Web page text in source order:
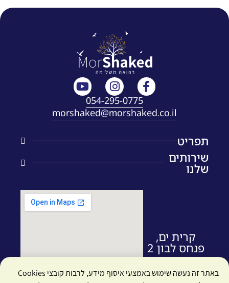
054-295-0775
morshaked@morshaked.co.il
תפריט
ראשי
הסיפור שלנו
תנאי שימוש
הצהרת נגישות
מדיניות פרטיות
שירותים
שלנו
אלקטרו תרפיה
צמחי מרפא סיניים
דיקור מערבי
קרית ים,
פנחס לבון 2
באתר זה נעשה שימוש באמצעי איסוף מידע, לרבות קובצי Cookies